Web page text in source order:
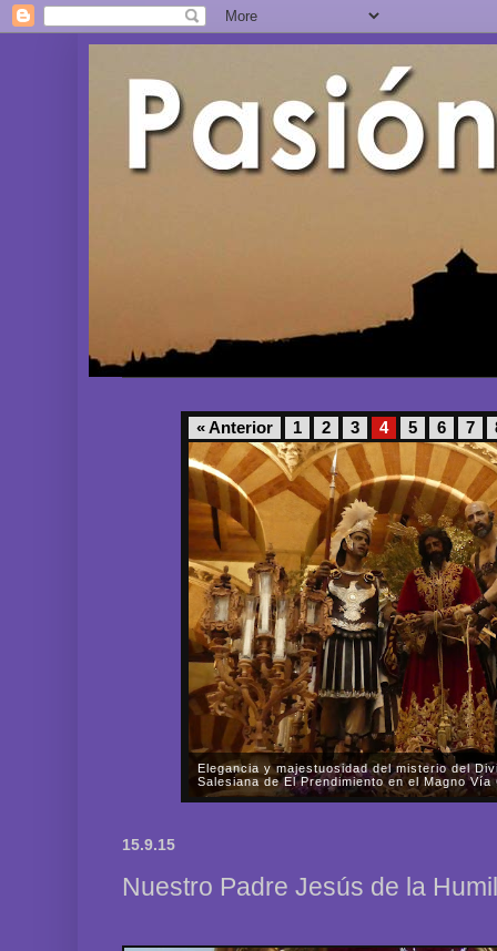
« Anterior 1 2 3 4 5 6 7
La Parroquia Nuestra Señora de la
rogativas del Señor de las Mercedes
15.9.15
Nuestro Padre Jesús de la